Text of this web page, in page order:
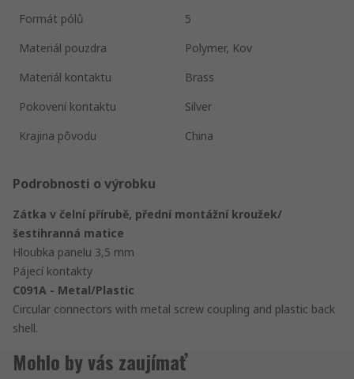
Formát pólů
5
Materiál pouzdra
Polymer, Kov
Materiál kontaktu
Brass
Pokovení kontaktu
Silver
Krajina pôvodu
China
Podrobnosti o výrobku
Zátka v čelní přírubě, přední montážní kroužek/
šestihranná matice
Hloubka panelu 3,5 mm
Pájecí kontakty
C091A - Metal/Plastic
Circular connectors with metal screw coupling and plastic back
shell.
Mohlo by vás zaujímať